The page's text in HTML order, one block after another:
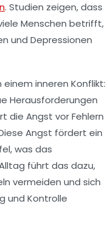
. Studien zeigen, dass
Menschen betrifft,
und Depressionen
inneren Konflikt:
Herausforderungen
die Angst vor Fehlern
Angst fördert ein
was das
führt das dazu,
vermeiden und sich
und Kontrolle